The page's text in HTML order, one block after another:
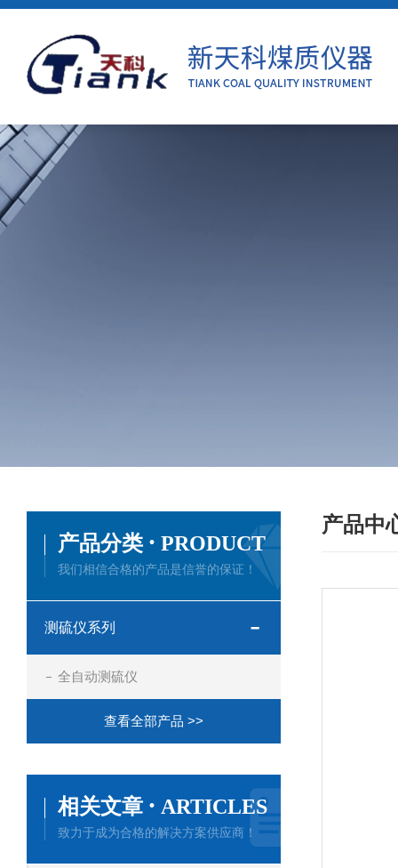
产品中
产品分类 · PRODUCT
我们相信合格的产品是信誉的保证！
测硫仪系列
全自动测硫仪
查看全部产品 >>
相关文章 · ARTICLES
致力于成为合格的解决方案供应商！